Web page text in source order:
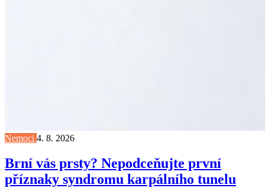
Nemoci 4. 8. 2026
Brní vás prsty? Nepodceňujte první
příznaky syndromu karpálního tunelu